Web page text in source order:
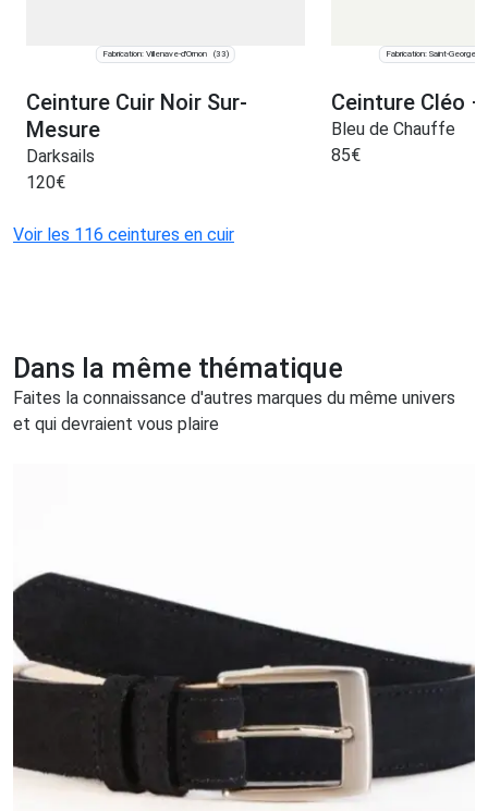
Fabrication: Villenave-d'Ornon (33)
Ceinture Cuir Noir Sur-
Mesure
Darksails
120€
Fabrication: Saint-
Ceinture Cléo
Bleu de Chauffe
85€
Voir les 116 ceintures en cuir
Dans la même thématique
Faites la connaissance d'autres marques du même univers
et qui devraient vous plaire